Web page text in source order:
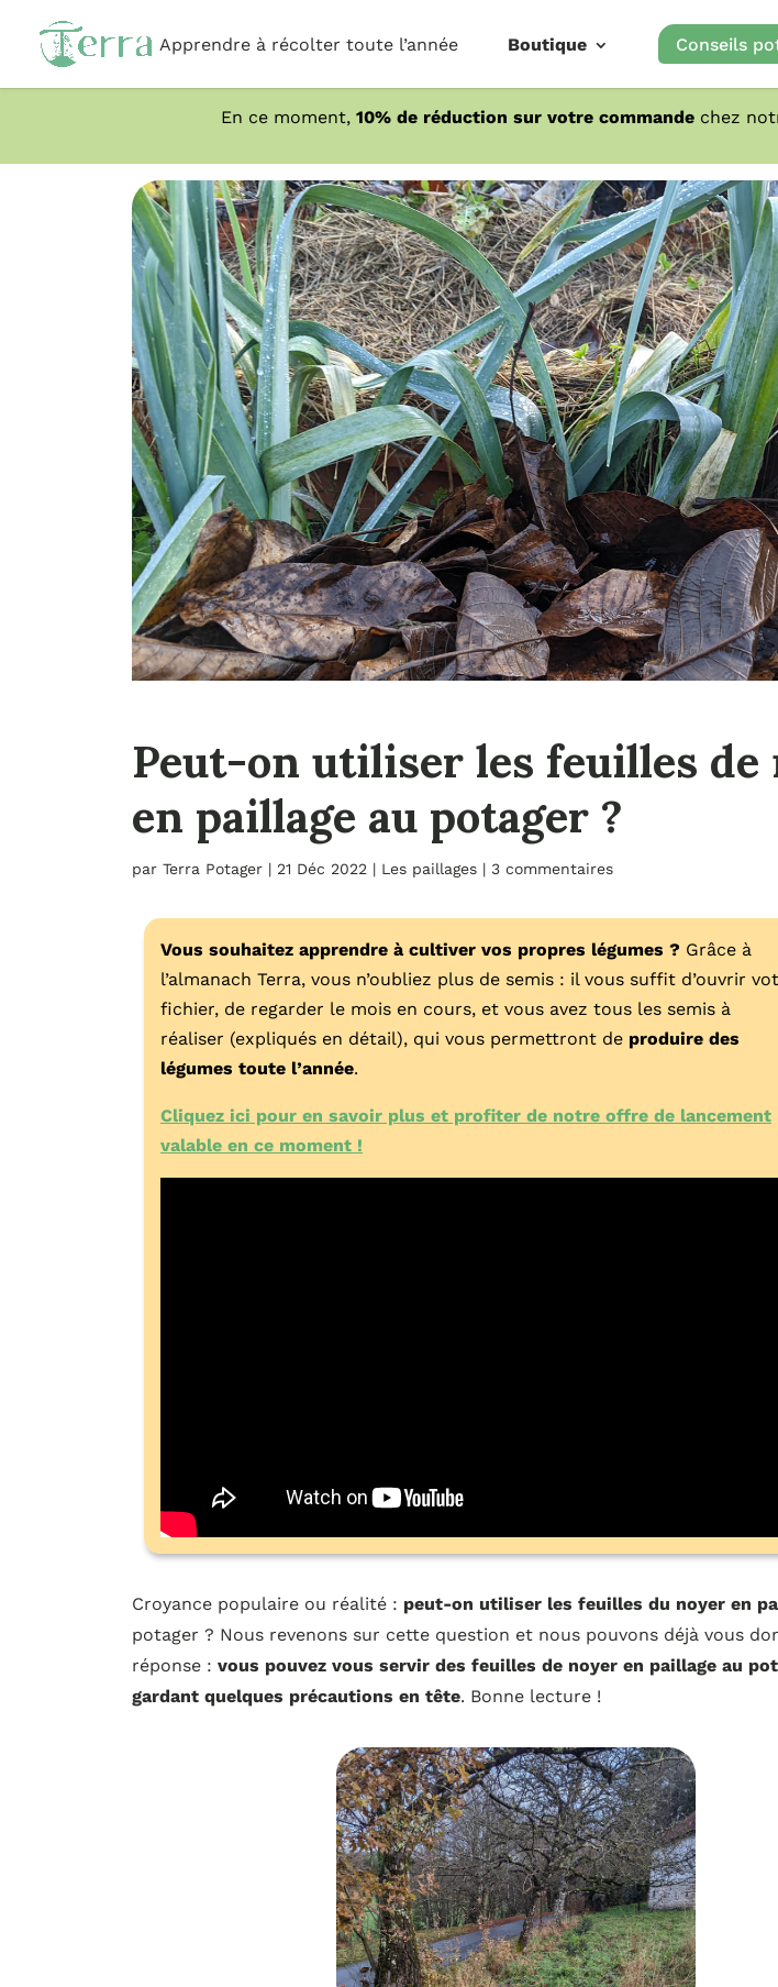
Apprendre à récolter toute l’année Boutique Conseils
En ce moment, 10% de réduction sur votre commandechez
Peut-on utiliser les feuilles de
en paillage au potager ?
par Terra Potager | 21 Déc 2022 | Les paillages | 3 commentaires
Vous souhaitez apprendre à cultiver vos propres légumes ? Grâce à
l’almanach Terra, vous n’oubliez plus de semis : il vous suffit d’ouvrir
fichier, de regarder le mois en cours, et vous avez tous les semis à
réaliser (expliqués en détail), qui vous permettront de produire des
légumes toute l’année.
Cliquez ici pour en savoir plus et profiter de notre offre de lancement
valable en ce moment !
Croyance populaire ou réalité : peut-on utiliser les feuilles du noyer en
potager ? Nous revenons sur cette question et nous pouvons déjà vous
réponse : vous pouvez vous servir des feuilles de noyer en paillage au
gardant quelques précautions en tête. Bonne lecture !